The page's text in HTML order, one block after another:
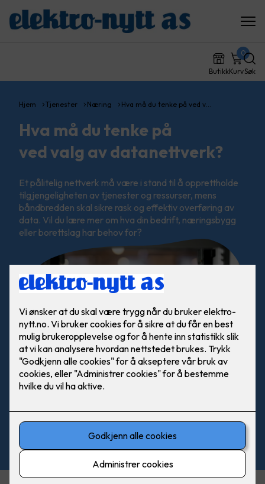
ButikkKurv
0
Søk
Hjem Tjenester Næring Hva må du tenke på ved v…
Hva må du tenke på
ved valg av datanettverk?
Et pålitelig nettverk må være i stand til å opprettholde
tilgjengeligheten av tjenester og ressurser, mens
båndbredden skal sikre rask og effektiv overføring av
data. Vil du lære mer om hva din bedrift, næringsbygg
eller borettslag har behov for?
Se produkter fra Schneider